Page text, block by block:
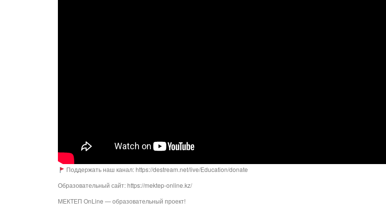
Поддержать наш канал: https://destream.net/live/Education/donate
Образовательный сайт: https://mektep-online.kz/
МЕКТЕП OnLine — образовательный проект!